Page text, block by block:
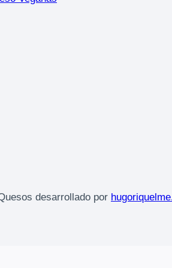
desarrollado por